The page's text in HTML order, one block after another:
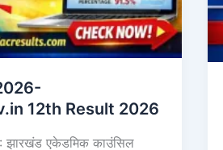
12th Result 2026
एकेडमिक काउंसिल